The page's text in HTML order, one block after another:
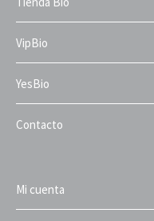
VipBio
YesBio
Contacto
Mi cuenta